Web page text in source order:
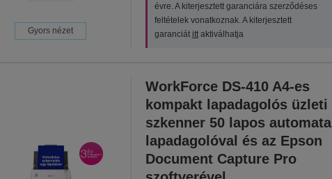
Gyors nézet
évre. A kiterjesztett garanciára szerződéses
feltételek vonatkoznak. A kiterjesztett
garanciát ittaktiválhatja
WorkForce DS-410 A4-es
kompakt lapadagolós üzleti
szkenner 50 lapos automata
lapadagolóval és az Epson
Document Capture Pro